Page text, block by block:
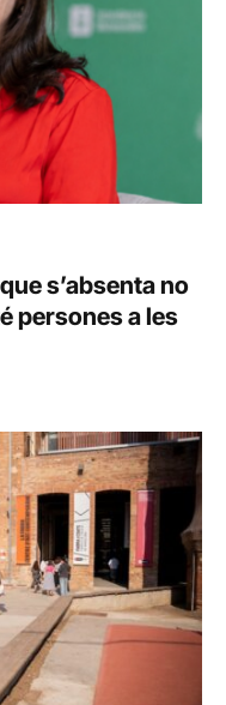
s’absenta no
persones a les